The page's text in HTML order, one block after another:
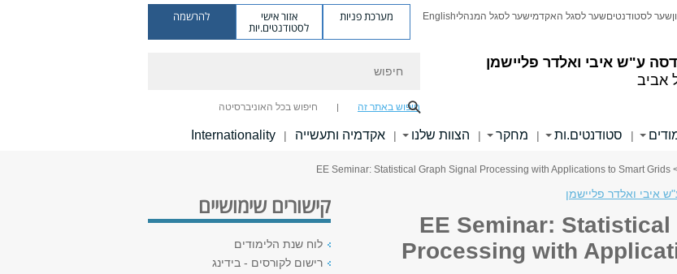
ע"ש איבי ואלדר פליישמן
אביב
שער לסטודנטיםשער לסגל האקדמישער לסגל המנהליEnglish מערכת פניות אזור אישי
לסטודנטים.יות
להרשמה
חיפוש באתר זה חיפוש בכל האוניברסיטה
| סטודנטים.ות | מחקר | הצוות שלנו | אקדמיה ותעשייה |
Internationality
> EE Seminar: Statistical Graph
איבי ואלדר פליישמן
EE Seminar:
Processing with
קישורים שימושיים
לוח שנת הלימודים
רישום לקורסים - בידינג